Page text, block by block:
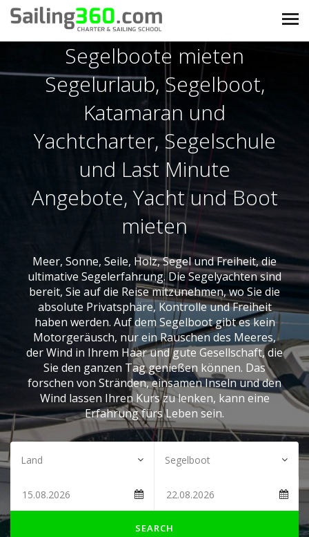
Segelboote mieten
Segelurlaub, Segelboot,
Katamaran und
Yachtcharter, Segelschule
und Last Minute
Angebote, Yacht und Boot
mieten
Meer, Sonne, Seile, Holz, Segel und Freiheit, die
ultimative Segelerfahrung. Die Segelyachten sind
bereit, Sie auf die Reise mitzunehmen, wo Sie die
absolute Privatsphäre, Kontrolle und Freiheit
haben werden. Auf dem Segelboot gibt es kein
Motorgeräusch, nur ein Rauschen des Meeres,
der Wind in Ihrem Haar und gute Gesellschaft, die
Sie den ganzen Tag genießen können. Das
forschen von Stränden, einsamen Inseln und den
Wind lassen Ihren Kurs zu lenken, kann eine
Erfahrung fürs Leben sein.
SEARCH